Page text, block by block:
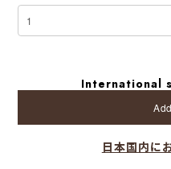
International
日本国内に